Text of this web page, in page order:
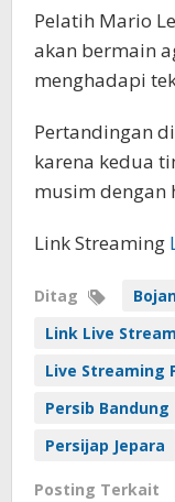
Pelatih Mario
akan bermain
menghadapi
Pertandingan
karena kedua
musim dengan
Link Streaming
Ditag
Link Live
Live Streaming
Persib Bandung
Persijap Jepara
Posting Terkait